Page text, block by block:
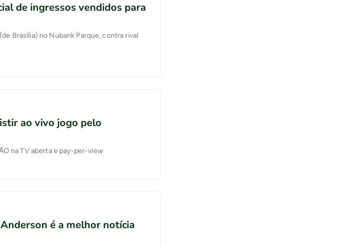
de ingressos vendidos para
Brasília) no Nubank Parque, contra rival
ao vivo jogo pelo
na TV aberta e pay-per-view
é a melhor notícia